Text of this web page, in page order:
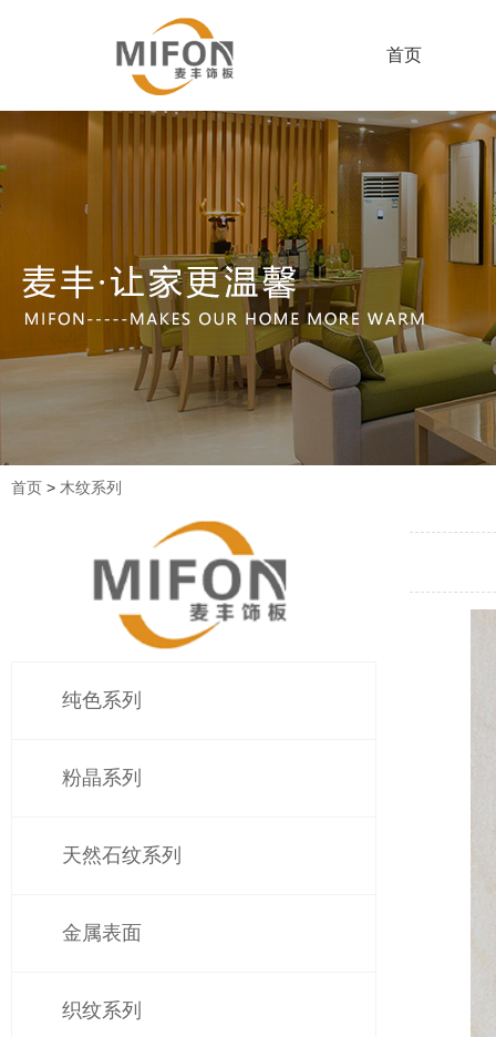
首页
首页 > 木纹系列
纯色系列
粉晶系列
天然石纹系列
金属表面
织纹系列